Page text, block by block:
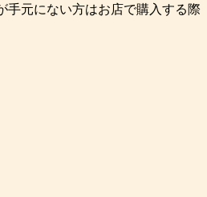
手元にない方はお店で購入する際